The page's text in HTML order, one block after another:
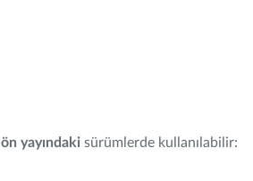
ön yayındaki sürümlerde kullanılabilir: